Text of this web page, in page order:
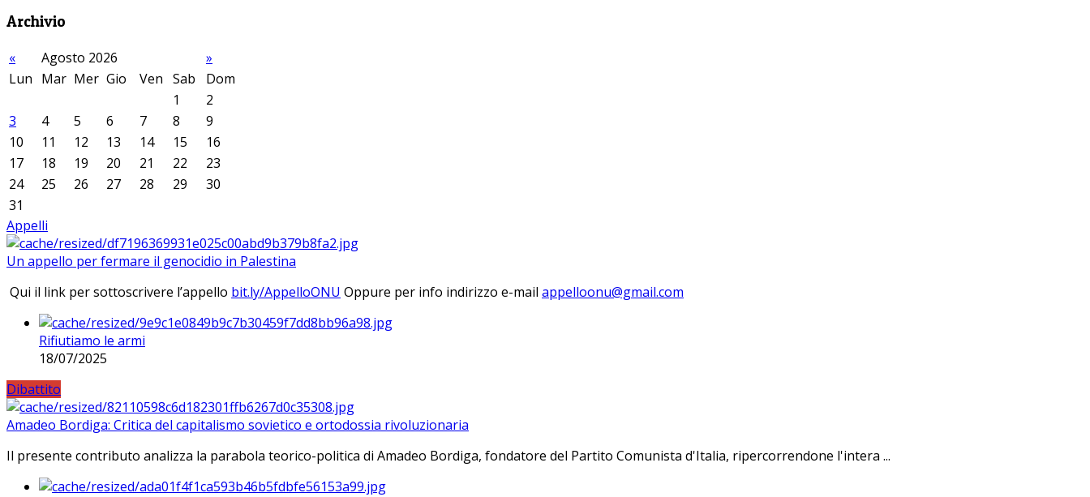
Archivio
« Agosto 2026
»
Lun Mar Mer Gio Ven Sab
Dom
1
2
3
4 5 6 7 8
9
10
11 12 13 14 15
16
17
18 19 20 21 22
23
24
25 26 27 28 29
30
31
Appelli
Un appello per fermare il genocidio in Palestina
Qui il link per sottoscrivere l’appello bit.ly/AppelloONU Oppure per info indirizzo e-mail
Rifiutiamo le armi
18/07/2025
Dibattito
Amadeo Bordiga: Critica del capitalismo sovietico e ortodossia rivoluzionaria
Il presente contributo analizza la parabola teorico-politica di Amadeo Bordiga, fondatore del Partito Comunista d'Italia, ripercorrendone l'intera ...